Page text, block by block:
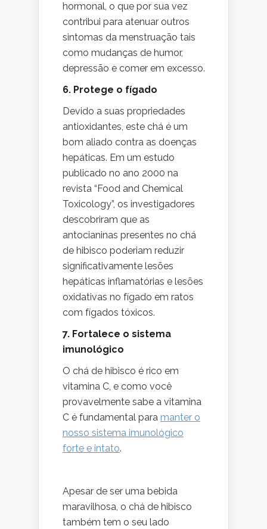
hormonal, o que por sua vez
contribui para atenuar outros
sintomas da menstruação tais
como mudanças de humor,
depressão e comer em excesso.
6. Protege o fígado
Devido a suas propriedades
antioxidantes, este chá é um
bom aliado contra as doenças
hepáticas. Em um estudo
publicado no ano 2000 na
revista “Food and Chemical
Toxicology”, os investigadores
descobriram que as
antocianinas presentes no chá
de hibisco poderiam reduzir
significativamente lesões
hepáticas inflamatórias e lesões
oxidativas no fígado em ratos
com fígados tóxicos.
7. Fortalece o sistema
imunológico
O chá de hibisco é rico em
vitamina C, e como você
provavelmente sabe a vitamina
C é fundamental para manter o
nosso sistema imunológico
forte e intato.
Apesar de ser uma bebida
maravilhosa, o chá de hibisco
também tem o seu lado